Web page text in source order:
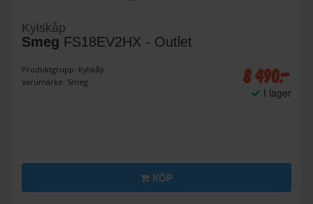
Kylskåp
Smeg FS18EV2HX - Outlet
Produktgrupp: Kylskåp
Varumärke: Smeg
8 490:-
I lager
KÖP